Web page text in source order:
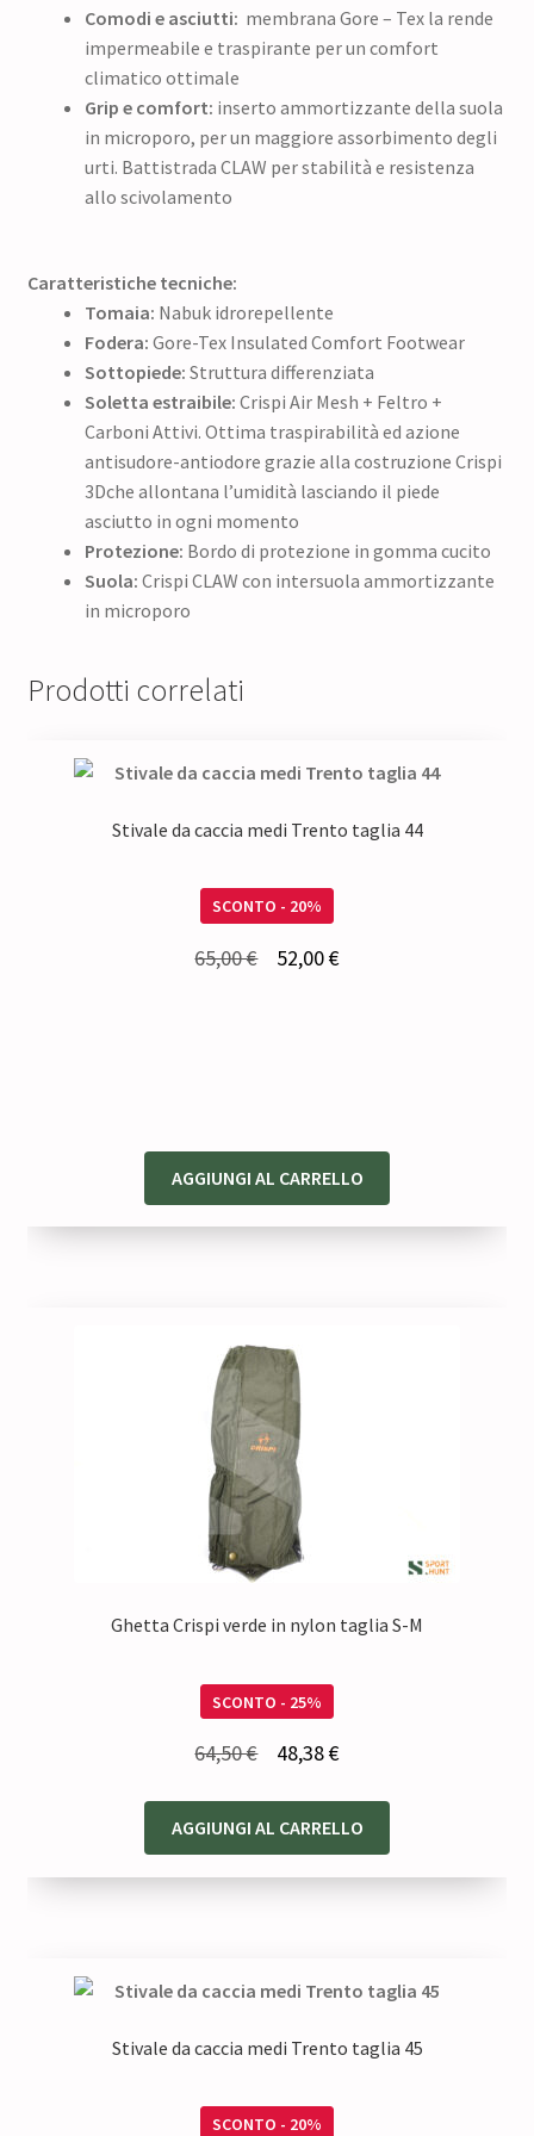
Comodi e asciutti: membrana Gore – Tex la rende
impermeabile e traspirante per un comfort
climatico ottimale
Grip e comfort: inserto ammortizzante della suola
in microporo, per un maggiore assorbimento degli
urti. Battistrada CLAW per stabilità e resistenza
allo scivolamento
Caratteristiche tecniche:
Tomaia: Nabuk idrorepellente
Fodera: Gore-Tex Insulated Comfort Footwear
Sottopiede: Struttura differenziata
Soletta estraibile: Crispi Air Mesh + Feltro +
Carboni Attivi. Ottima traspirabilità ed azione
antisudore-antiodore grazie alla costruzione Crispi
3Dche allontana l’umidità lasciando il piede
asciutto in ogni momento
Protezione: Bordo di protezione in gomma cucito
Suola: Crispi CLAW con intersuola ammortizzante
in microporo
Prodotti correlati
Stivale da caccia medi Trento taglia 44
SCONTO - 20%
65,00€ 52,00€Il
AGGIUNGI AL CARRELLO
Ghetta Crispi verde in nylon taglia S-M
SCONTO - 25%
64,50€
originale
era:
48,38€Il
attuale
è:
AGGIUNGI AL CARRELLO
Stivale da caccia medi Trento taglia 45
SCONTO - 20%